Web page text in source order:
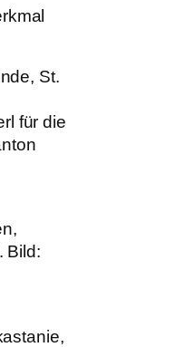
St.
für die
Bild: